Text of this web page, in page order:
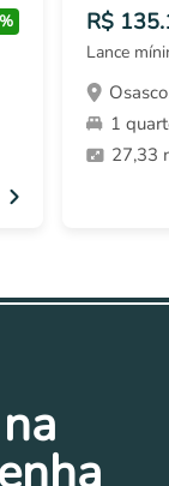
R$
Lance
1
27,33